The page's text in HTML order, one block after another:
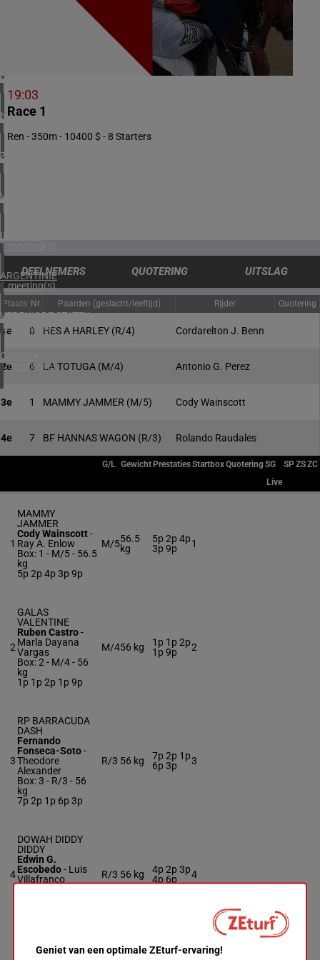
DENEMARKEN
1 meeting(s)
NOORWEGEN
1 meeting(s)
ZUID-AFRIKA
1 meeting(s)
VERENIGD KONINKRIJK
2 meeting(s)
IERLAND
1 meeting(s)
ARGENTINIË
1 meeting(s)
VERENIGDE STATEN
4 meeting(s)
CANADA
1 meeting(s)
19:03
Race 1
Ren - 350m - 10400 $ - 8 Starters
DEELNEMERS QUOTERING UITSLAG
Plaats Nr. Paarden (geslacht/leeftijd) Rijder Quotering
1e 8 HES A HARLEY (R/4) Cordarelton J. Benn
2e 6 LA TOTUGA (M/4) Antonio G. Perez
3e 1 MAMMY JAMMER (M/5) Cody Wainscott
4e 7 BF HANNAS WAGON (R/3) Rolando Raudales
G/L Gewicht PrestatiesStartboxQuoteringSG SPZSZC
Live
1
MAMMY
JAMMER
Cody Wainscott-
Ray A. Enlow
Box: 1 - M/5 - 56.5
kg
5p 2p 4p 3p 9p
M/556.5
kg
5p 2p 4p
3p 9p
1
2
GALAS
VALENTINE
Ruben Castro-
Marla Dayana
Vargas
Box: 2 - M/4 - 56
kg
1p 1p 2p 1p 9p
M/456 kg
1p 1p 2p
1p 9p
2
3
RP BARRACUDA
DASH
Fernando
Fonseca-Soto-
Theodore
Alexander
Box: 3 - R/3 - 56
kg
7p 2p 1p 6p 3p
R/3 56 kg
7p 2p 1p
6p 3p
3
4
DOWAH DIDDY
DIDDY
Edwin G.
Escobedo- Luis
Villafranco
R/3 56 kg
4p 2p 3p
4p 6p
4
PVT YORK
Geniet van een optimale ZEturf-ervaring!